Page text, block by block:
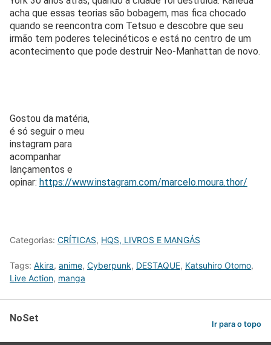
acha que essas teorias são bobagem, mas fica chocado
quando se reencontra com Tetsuo e descobre que seu
irmão tem poderes telecinéticos e está no centro de um
acontecimento que pode destruir Neo-Manhattan de novo.
Gostou da matéria,
é só seguir o meu
instagram para
acompanhar
lançamentos e
opinar: https://www.instagram.com/marcelo.moura.thor/
Categorias: CRÍTICAS, HQS, LIVROS E MANGÁS
Tags: Akira, anime, Cyberpunk, DESTAQUE, Katsuhiro Otomo,
Live Action, manga
NoSet
Ir para o topo